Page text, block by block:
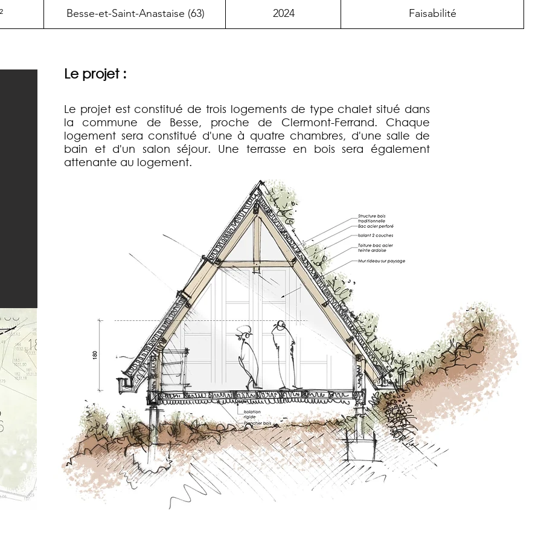
Faisabilité
2024
Besse-et-Saint-Anastaise (63)
Le projet :
Le projet est constitué de trois logements de type chalet situé dans
la commune de Besse, proche de Clermont-Ferrand. Chaque
logement sera constitué d'une à quatre chambres, d'une salle de
bain et d'un salon séjour. Une terrasse en bois sera également
attenante au logement.